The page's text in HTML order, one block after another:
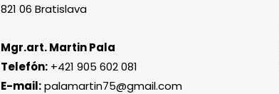
821 06 Bratislava
Mgr.art. Martin Pala
Telefón: +421 905 602 081
E-mail: palamartin75@gmail.com